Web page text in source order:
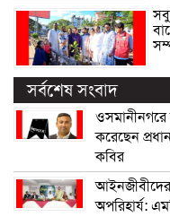
সর্বশেষ সংবাদ
ওসমানীনগরে
করেছেন
কবির
আইনজীবীদের
অপরিহার্য: